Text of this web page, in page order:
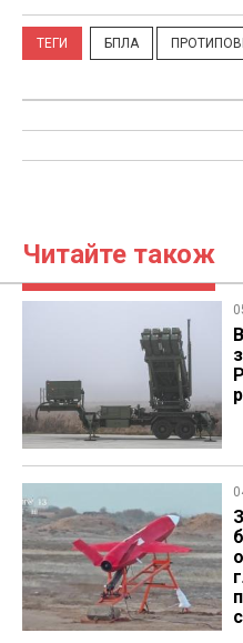
ТЕГИ БПЛА
Читайте також